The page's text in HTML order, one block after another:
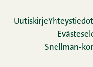
UutiskirjeYhteystiedot
Snellman-